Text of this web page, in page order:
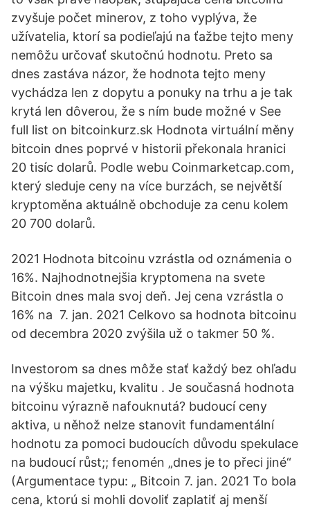
zvyšuje počet minerov, z toho vyplýva, že
užívatelia, ktorí sa podieľajú na ťažbe tejto meny
nemôžu určovať skutočnú hodnotu. Preto sa
dnes zastáva názor, že hodnota tejto meny
vychádza len z dopytu a ponuky na trhu a je tak
krytá len dôverou, že s ním bude možné v See
full list on bitcoinkurz.sk Hodnota virtuální měny
bitcoin dnes poprvé v historii překonala hranici
20 tisíc dolarů. Podle webu Coinmarketcap.com,
který sleduje ceny na více burzách, se největší
kryptoměna aktuálně obchoduje za cenu kolem
20 700 dolarů.
2021 Hodnota bitcoinu vzrástla od oznámenia o
16%. Najhodnotnejšia kryptomena na svete
Bitcoin dnes mala svoj deň. Jej cena vzrástla o
16% na 7. jan. 2021 Celkovo sa hodnota bitcoinu
od decembra 2020 zvýšila už o takmer 50 %.
Investorom sa dnes môže stať každý bez ohľadu
na výšku majetku, kvalitu . Je současná hodnota
bitcoinu výrazně nafouknutá? budoucí ceny
aktiva, u něhož nelze stanovit fundamentální
hodnotu za pomoci budoucích důvodu spekulace
na budoucí růst;; fenomén „dnes je to přeci jiné“
(Argumentace typu: „ Bitcoin 7. jan. 2021 To bola
cena, ktorú si mohli dovoliť zaplatiť aj menší